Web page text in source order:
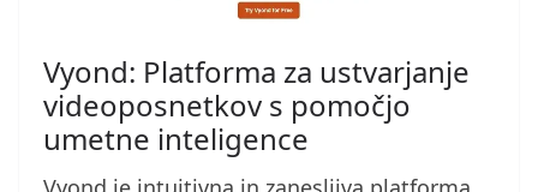
Vyond: Platforma za ustvarjanje
videoposnetkov s pomočjo
umetne inteligence